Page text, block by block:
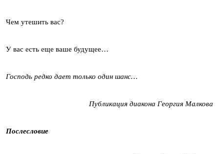
Чем утешить вас?
У вас есть еще ваше будущее…
Господь редко дает только один шанс…
Публикация диакона Георгия Малкова
Послесловие